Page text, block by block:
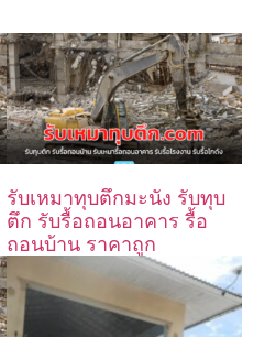
รับเหมาทุบตึกมะนัง รับทุบ
ตึก รับรื้อถอนอาคาร รื้อ
ถอนบ้าน ราคาถูก